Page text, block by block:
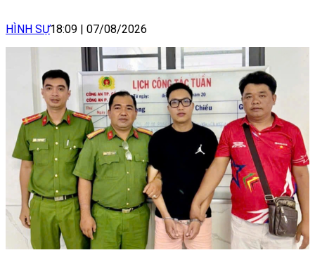
HÌNH SỰ18:09 | 07/08/2026